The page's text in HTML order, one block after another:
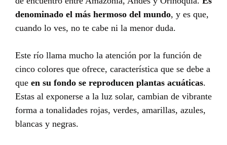
denominado el más hermoso del mundo, y es que,
cuando lo ves, no te cabe ni la menor duda.
Este río llama mucho la atención por la función de
cinco colores que ofrece, característica que se debe a
que en su fondo se reproducen plantas acuáticas.
Estas al exponerse a la luz solar, cambian de vibrante
forma a tonalidades rojas, verdes, amarillas, azules,
blancas y negras.